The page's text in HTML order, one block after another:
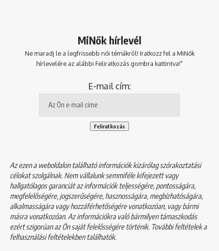
MiNők hírlevél
Ne maradj le a legfrissebb női témákról! Iratkozz fel a MiNők
hírlevelére az alábbi Feliratkozás gombra kattintva!"
E-mail cím:
Az ezen a weboldalon található információk kizárólag szórakoztatási
célokat szolgálnak. Nem vállalunk semmiféle kifejezett vagy
hallgatólagos garanciát az információk teljességére, pontosságára,
megfelelőségére, jogszerűségére, hasznosságára, megbízhatóságára,
alkalmasságára vagy hozzáférhetőségére vonatkozóan, vagy bármi
másra vonatkozóan. Az információkra való bármilyen támaszkodás
ezért szigorúan az Ön saját felelősségére történik. További feltételek a
felhasználási feltételekbentalálhatók.